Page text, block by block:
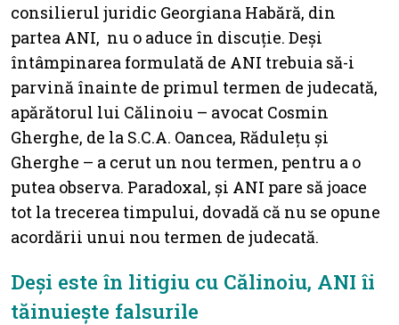
consilierul juridic Georgiana Habără, din
partea ANI, nu o aduce în discuție. Deși
întâmpinarea formulată de ANI trebuia să-i
parvină înainte de primul termen de judecată,
apărătorul lui Călinoiu – avocat Cosmin
Gherghe, de la S.C.A. Oancea, Rădulețu și
Gherghe – a cerut un nou termen, pentru a o
putea observa. Paradoxal, și ANI pare să joace
tot la trecerea timpului, dovadă că nu se opune
acordării unui nou termen de judecată.
Deși este în litigiu cu Călinoiu, ANI îi
tăinuiește falsurile